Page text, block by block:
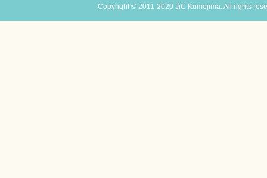
Copyright © 2011-2020 JiC Kumejima. All rights